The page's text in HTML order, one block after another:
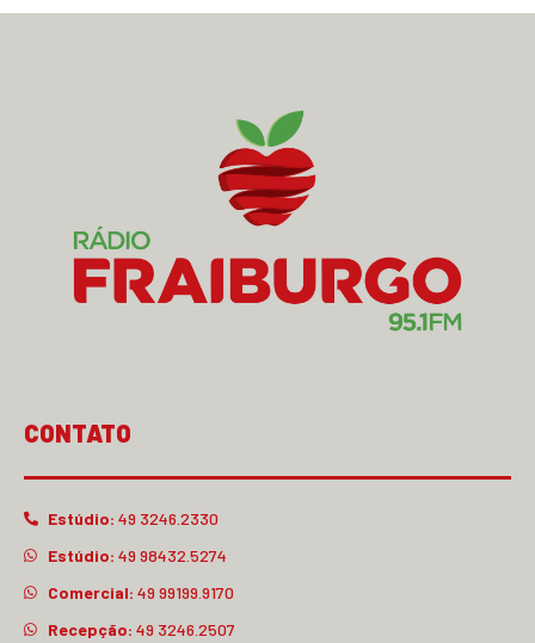
CONTATO
Estúdio: 49 3246.2330
Estúdio: 49 98432.5274
Comercial: 49 99199.9170
Recepção: 49 3246.2507